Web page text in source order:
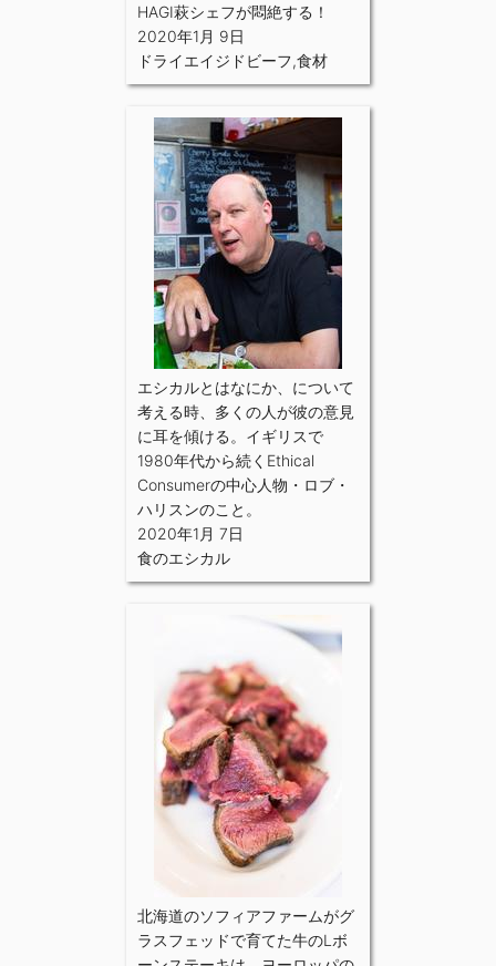
HAGI萩シェフが悶絶する！
2020年1月 9日
ドライエイジドビーフ,食材
エシカルとはなにか、について
考える時、多くの人が彼の意見
に耳を傾ける。イギリスで
1980年代から続くEthical
Consumerの中心人物・ロブ・
ハリスンのこと。
2020年1月 7日
食のエシカル
北海道のソフィアファームがグ
ラスフェッドで育てた牛のLボ